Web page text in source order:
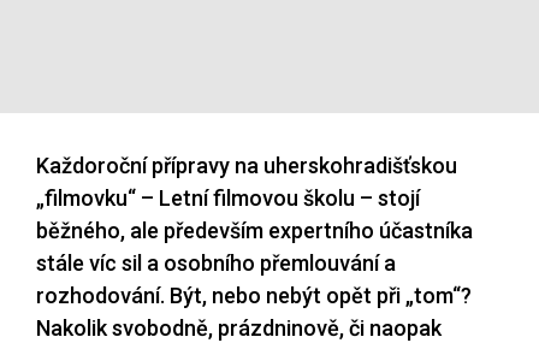
Každoroční přípravy na uherskohradišťskou
„filmovku“ – Letní filmovou školu – stojí
běžného, ale především expertního účastníka
stále víc sil a osobního přemlouvání a
rozhodování. Být, nebo nebýt opět při „tom“?
Nakolik svobodně, prázdninově, či naopak